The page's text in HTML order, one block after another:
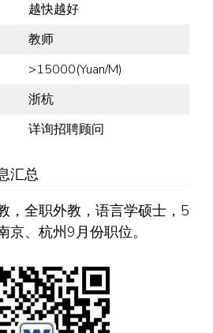
越快越好
教师
>15000(Yuan/M)
浙杭
详询招聘顾问
汇总
，全职外教，语言学硕士，5
、杭州9月份职位。